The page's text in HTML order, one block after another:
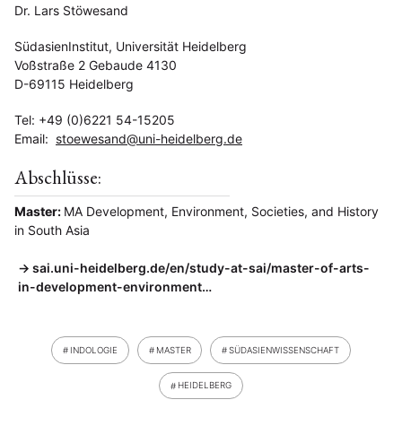
Dr. Lars Stöwesand
SüdasienInstitut, Universität Heidelberg
Voßstraße 2 Gebaude 4130
D-69115 Heidelberg
Tel: +49 (0)6221 54-15205
Email: stoewesand@uni-heidelberg.de
Abschlüsse:
Master: MA Development, Environment, Societies, and History
in South Asia
sai.uni-heidelberg.de/en/study-at-sai/master-of-arts-
in-development-environment…
INDOLOGIE MASTER SÜDASIENWISSENSCHAFT
HEIDELBERG